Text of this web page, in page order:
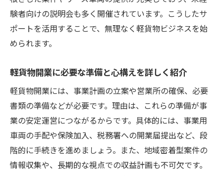
験者向けの説明会も多く開催されています。こうしたサ
ポートを活用することで、無理なく軽貨物ビジネスを始
められます。
軽貨物開業に必要な準備と心構えを詳しく紹介
軽貨物開業には、事業計画の立案や営業所の確保、必要
書類の準備などが必要です。理由は、これらの準備が事
業の安定運営につながるからです。具体的には、事業用
車両の手配や保険加入、税務署への開業届提出など、段
階的に手続きを進めましょう。また、地域密着型案件の
情報収集や、長期的な視点での収益計画も不可欠です。